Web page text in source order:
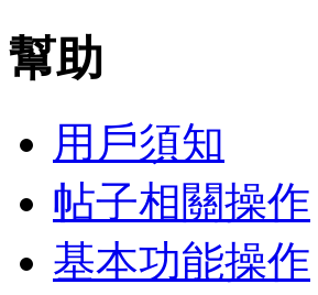
幫助
用戶須知
帖子相關操作
基本功能操作